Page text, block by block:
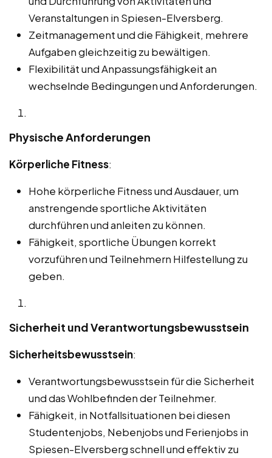
Veranstaltungen in Spiesen-Elversberg.
Zeitmanagement und die Fähigkeit, mehrere
Aufgaben gleichzeitig zu bewältigen.
Flexibilität und Anpassungsfähigkeit an
wechselnde Bedingungen und Anforderungen.
Physische Anforderungen
Körperliche Fitness:
Hohe körperliche Fitness und Ausdauer, um
anstrengende sportliche Aktivitäten
durchführen und anleiten zu können.
Fähigkeit, sportliche Übungen korrekt
vorzuführen und Teilnehmern Hilfestellung zu
geben.
Sicherheit und Verantwortungsbewusstsein
Sicherheitsbewusstsein:
Verantwortungsbewusstsein für die Sicherheit
und das Wohlbefinden der Teilnehmer.
Fähigkeit, in Notfallsituationen bei diesen
Studentenjobs, Nebenjobs und Ferienjobs in
Spiesen-Elversberg schnell und effektiv zu